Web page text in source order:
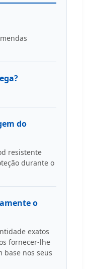
do
resistente
durante o
o
exatos
fornecer-lhe
base nos seus